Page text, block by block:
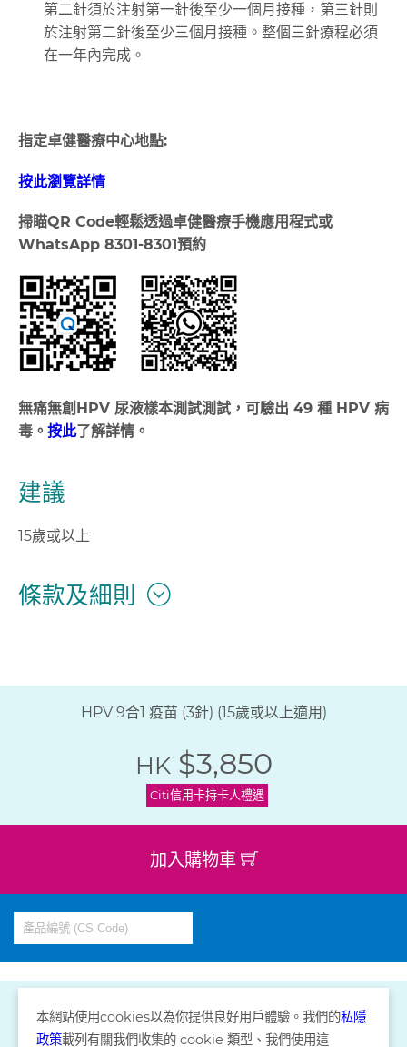
第二針須於注射第一針後至少一個月接種，第三針則
於注射第二針後至少三個月接種。整個三針療程必須
在一年內完成。
指定卓健醫療中心地點:
按此瀏覽詳情
掃瞄QR Code輕鬆透過卓健醫療手機應用程式或
WhatsApp 8301-8301預約
無痛無創HPV 尿液樣本測試測試，可驗出 49 種 HPV 病
毒。 按此了解詳情。
建議
15歲或以上
條款及細則
HPV 9合1 疫苗 (3針) (15歲或以上適用)
HK $3,850
Citi信用卡持卡人禮遇
加入購物車
本網站使用cookies以為你提供良好用戶體驗。我們的私隱
政策載列有關我們收集的 cookie 類型、我們使用這